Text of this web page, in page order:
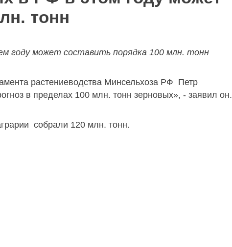
тонн
году может составить порядка 100 млн. тонн
растениеводства Минсельхоза РФ Петр
в пределах 100 млн. тонн зерновых», - заявил он.
собрали 120 млн. тонн.